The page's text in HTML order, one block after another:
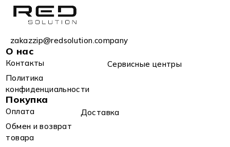
zakazzip@redsolution.company
О нас
Контакты
Сервисные центры
Политика
конфиденциальности
Покупка
Оплата
Доставка
Обмен и возврат
товара